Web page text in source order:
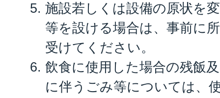
施設若しくは設備の原状を
等を設ける場合は、事前に
受けてください。
飲食に使用した場合の残飯
に伴うごみ等については、